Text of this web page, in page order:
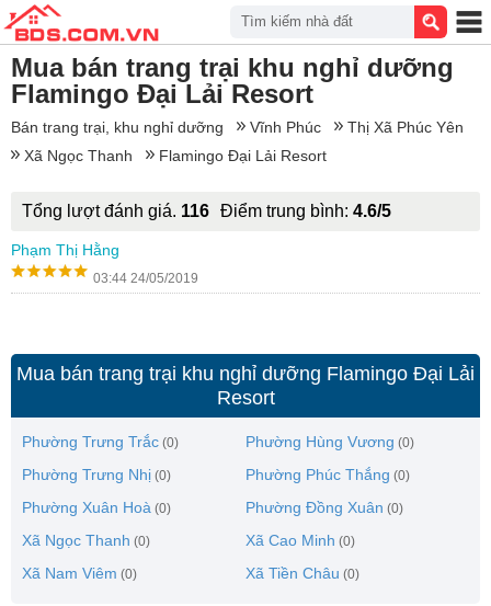
Mua bán trang trại khu nghỉ dưỡng
Flamingo Đại Lải Resort
Bán trang trại, khu nghỉ dưỡng Vĩnh Phúc
Thị Xã Phúc Yên
Xã Ngọc Thanh
Flamingo Đại Lải Resort
Tổng lượt đánh giá. 116 Điểm trung bình: 4.6/5
Phạm Thị Hằng
03:44 24/05/2019
Mua bán trang trại khu nghỉ dưỡng Flamingo Đại Lải
Resort
Phường Trưng Trắc (0) Phường Hùng Vương (0)
Phường Trưng Nhị (0) Phường Phúc Thắng (0)
Phường Xuân Hoà (0) Phường Đồng Xuân (0)
Xã Ngọc Thanh (0) Xã Cao Minh (0)
Xã Nam Viêm (0) Xã Tiền Châu (0)
Tìm kiếm nhà đất